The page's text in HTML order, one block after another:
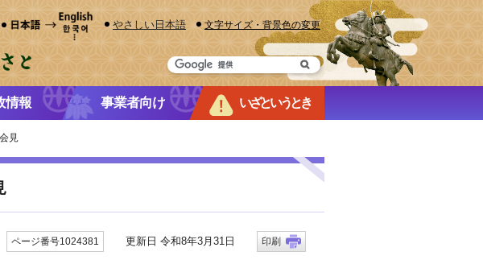
やさしい日本語 文字サイズ・背景色の変更
情報 事業者向け いざというとき
見
ページ番号1024381 更新日 令和8年3月31日 印刷